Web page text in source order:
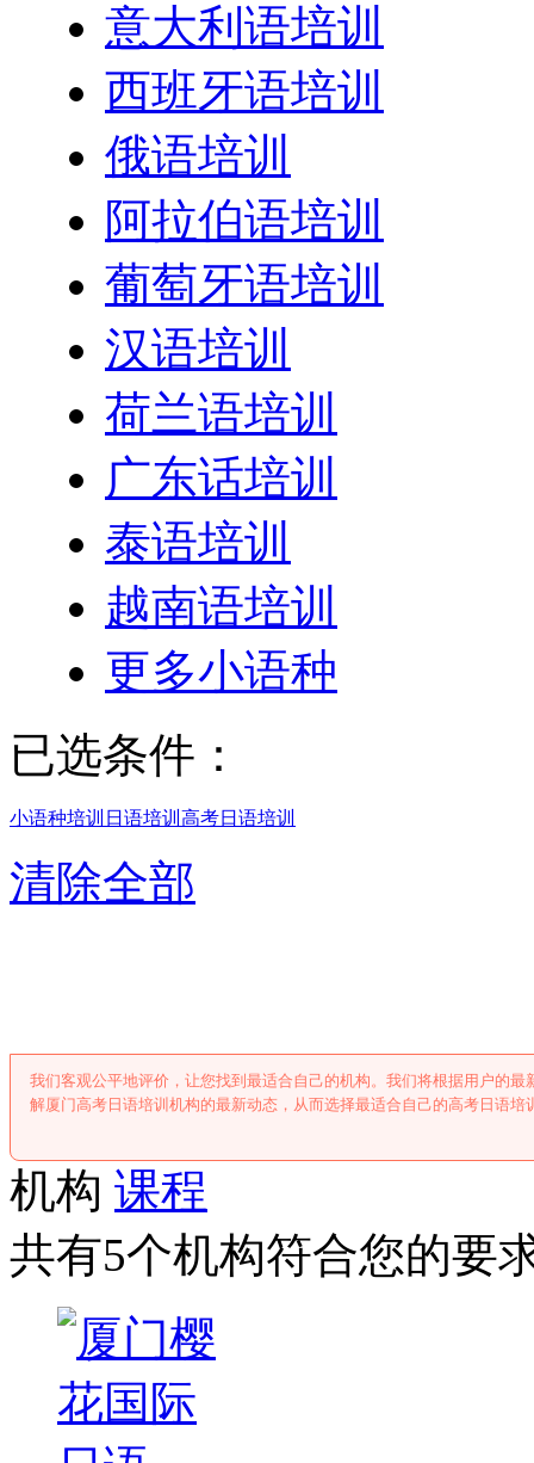
意大利语培训
西班牙语培训
俄语培训
阿拉伯语培训
葡萄牙语培训
汉语培训
荷兰语培训
广东话培训
泰语培训
越南语培训
更多小语种
已选条件：
小语种培训 日语培训 高考日语培训
清除全部
我们客观公平地评价，让您找到最适合自己的机构。我们将根据用户的
解厦门高考日语培训机构的最新动态，从而选择最适合自己的高考日语培
机构 课程
共有5个机构符合您的要